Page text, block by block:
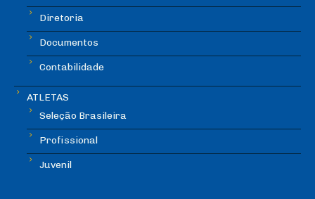
Diretoria
Documentos
Contabilidade
ATLETAS
Seleção Brasileira
Profissional
Juvenil